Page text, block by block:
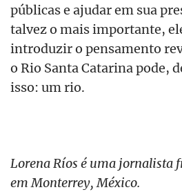
públicas e ajudar em sua
talvez o mais importante,
introduzir o pensamento
o Rio Santa Catarina pode,
isso: um rio.
Lorena Ríos é uma jornalista
em Monterrey, México.